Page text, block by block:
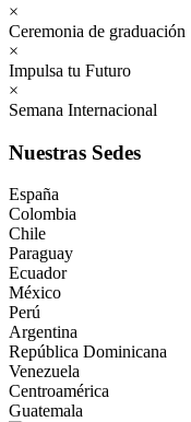
×
Ceremonia de graduación
×
Impulsa tu Futuro
×
Semana Internacional
Nuestras Sedes
España
Colombia
Chile
Paraguay
Ecuador
México
Perú
Argentina
República Dominicana
Venezuela
Centroamérica
Guatemala